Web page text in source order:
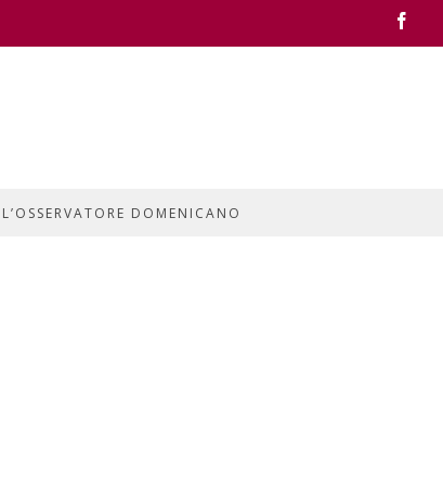
L’OSSERVATORE DOMENICANO